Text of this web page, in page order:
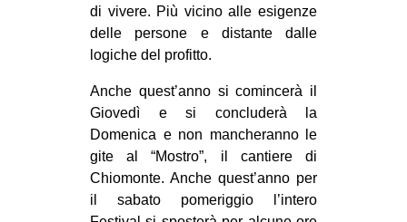
di vivere. Più vicino alle esigenze
delle persone e distante dalle
logiche del profitto.
Anche quest’anno si comincerà il
Giovedì e si concluderà la
Domenica e non mancheranno le
gite al “Mostro”, il cantiere di
Chiomonte. Anche quest’anno per
il sabato pomeriggio l’intero